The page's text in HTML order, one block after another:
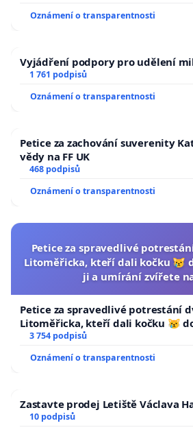
Oznámení o transparentnosti
Vyjádření podpory pro udělení
1 761 podpisů
Oznámení o transparentnosti
Petice za zachování suverenity
vědy na FF UK
468 podpisů
Oznámení o transparentnosti
Petice za spravedlivé
Litoměřicka, kteří dali kočku 😿
ji a umírání zvířete
Petice za spravedlivé potrestání
Litoměřicka, kteří dali kočku 😿
a umírání zvířete natočili.
3 754 podpisů
Oznámení o transparentnosti
Zastavte prodej Letiště Václava
10 podpisů